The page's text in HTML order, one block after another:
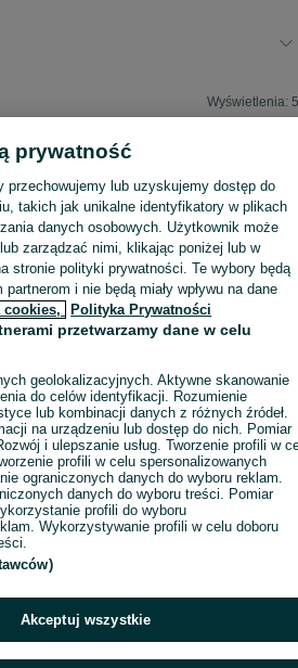
Wyświetlenia:
na OLX, aby skontaktować się z
prywatność
przechowujemy lub uzyskujemy dostęp do
takich jak unikalne identyfikatory w plikach
danych osobowych. Użytkownik może
zarządzać nimi, klikając poniżej lub w
stronie polityki prywatności. Te wybory będą
i nie będą miały wpływu na dane
cookies, Polityka Prywatności
przetwarzamy dane w celu
geolokalizacyjnych. Aktywne skanowanie
do celów identyfikacji. Rozumienie
lub kombinacji danych z różnych źródeł.
na urządzeniu lub dostęp do nich. Pomiar
i ulepszanie usług. Tworzenie profili w
profili w celu spersonalizowanych
ograniczonych danych do wyboru reklam.
danych do wyboru treści. Pomiar
profili do wyboru
Wykorzystywanie profili w celu doboru
Akceptuj wszystkie